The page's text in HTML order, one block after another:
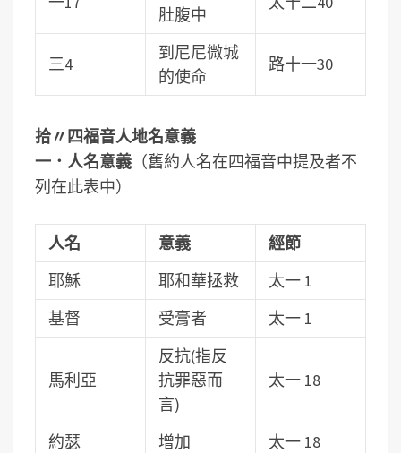
肚腹中
三4
到尼尼微城
的使命
路十一30
拾〃四福音人地名意義
一．人名意義 （舊約人名在四福音中提及者不
列在此表中）
人名 意義
經節
耶穌
耶和華拯救
太一 1
基督
受膏者 太一 1
馬利亞
反抗(指反
抗罪惡而
言)
太一 18
約瑟 增加
太一 18